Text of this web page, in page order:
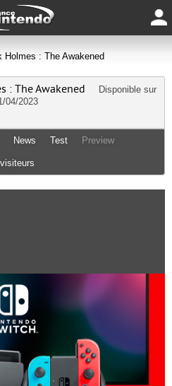
Holmes : The Awakened
: The Awakened
Disponible sur
04/2023
News Test Preview